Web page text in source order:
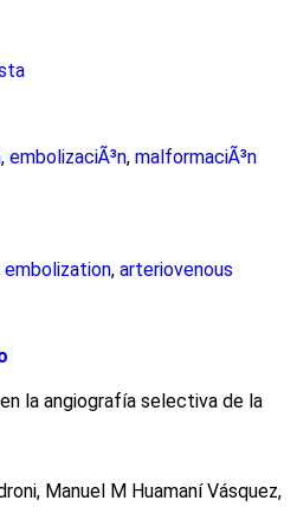
, embolizaciÃ³n, malformaciÃ³n
embolization, arteriovenous
la angiografía selectiva de la
Manuel M Huamaní Vásquez,